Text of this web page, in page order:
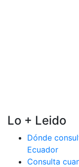
Lo + Leido
Dónde
Ecuador
Consulta